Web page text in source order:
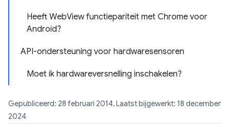
Heeft WebView functiepariteit met Chrome voor
Android?
API-ondersteuning voor hardwaresensoren
Moet ik hardwareversnelling inschakelen?
Gepubliceerd: 28 februari 2014, Laatst bijgewerkt: 18 december
2024